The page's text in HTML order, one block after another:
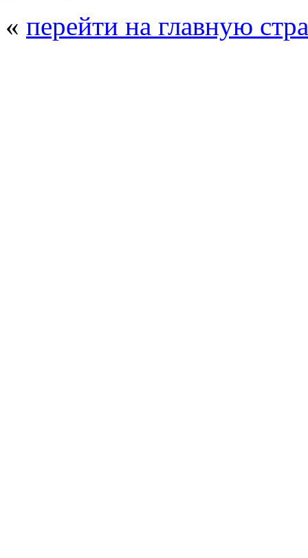
« перейти на главную